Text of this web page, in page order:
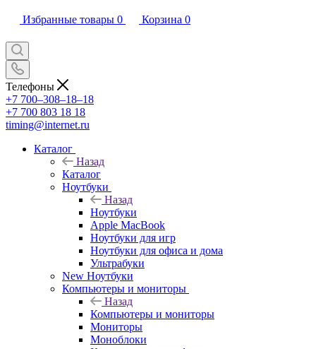
Избранные товары 0 Корзина 0
Телефоны
+7 700‒308‒18‒18
+7 700 803 18 18
timing@internet.ru
Каталог
Назад
Каталог
Ноутбуки
Назад
Ноутбуки
Apple MacBook
Ноутбуки для игр
Ноутбуки для офиса и дома
Ультрабуки
New Ноутбуки
Компьютеры и мониторы
Назад
Компьютеры и мониторы
Мониторы
Моноблоки